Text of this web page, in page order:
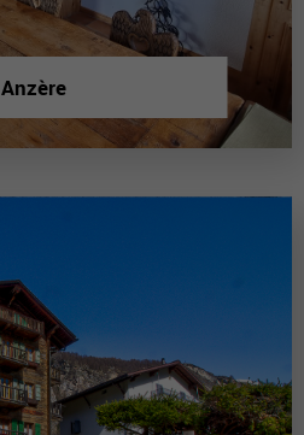
Anzère